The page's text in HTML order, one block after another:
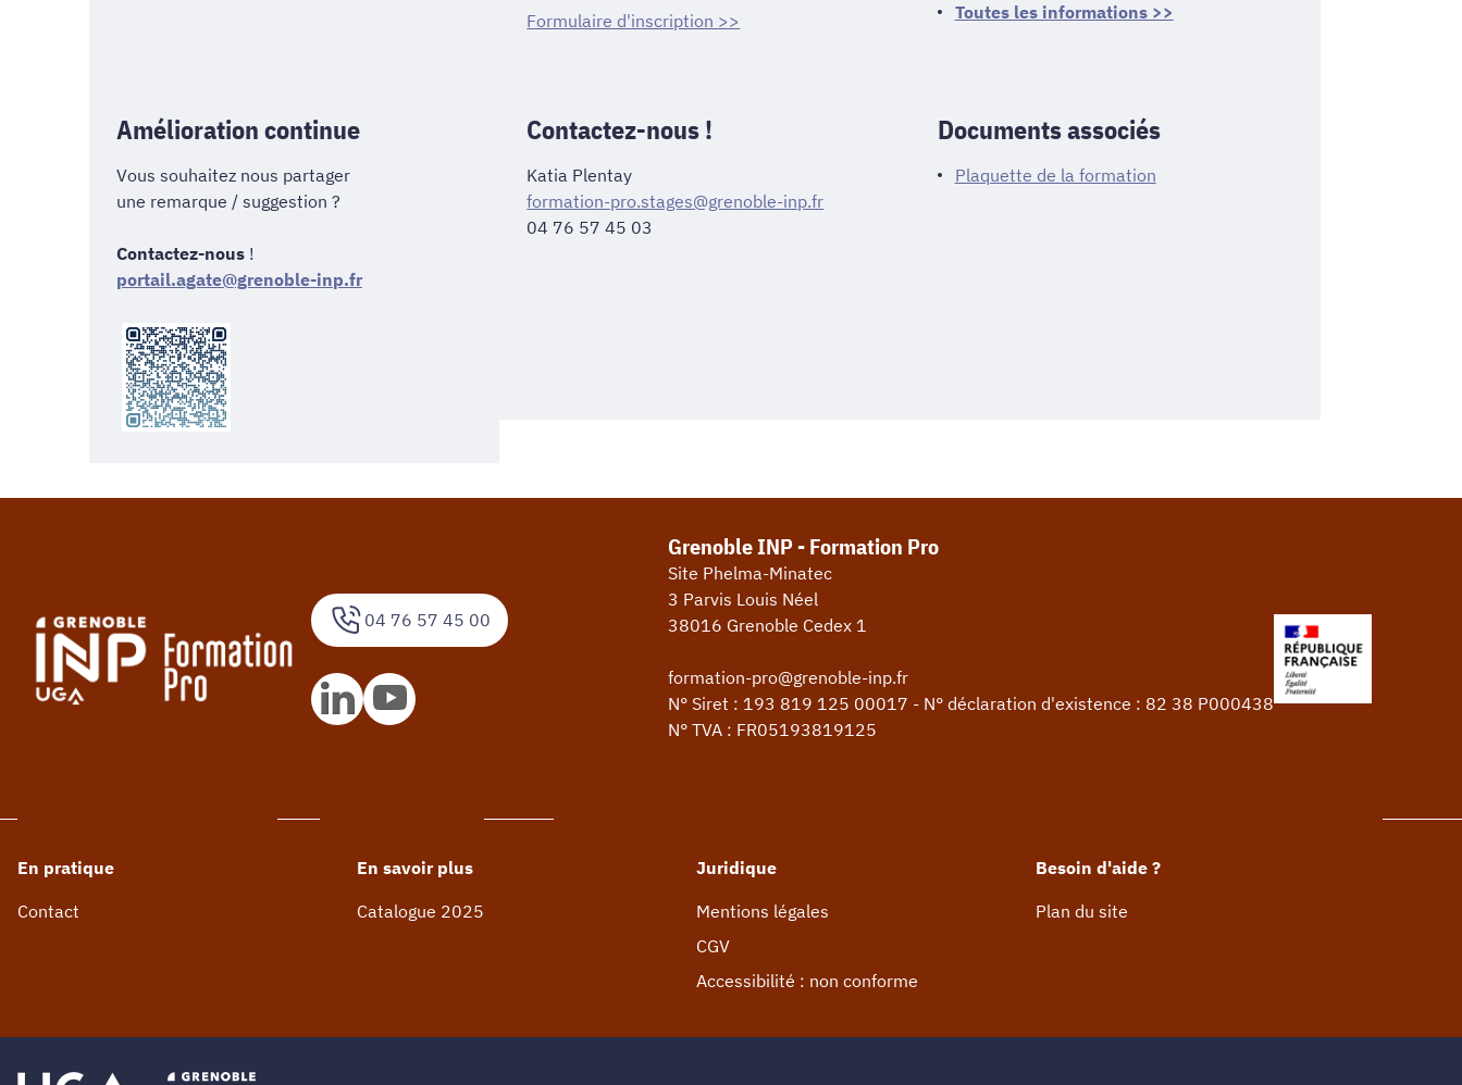
Formulaire d'inscription >>
Toutes les informations >>
Amélioration continue
Vous souhaitez nous partager
une remarque / suggestion ?
Contactez-nous !
portail.agate@grenoble-inp.fr
Contactez-nous !
Katia Plentay
formation-pro.stages@grenoble-inp.fr
04 76 57 45 03
Documents associés
Plaquette de la formation
04 76 57 45 00
Grenoble INP - Formation Pro
Site Phelma-Minatec
3 Parvis Louis Néel
38016 Grenoble Cedex 1
formation-pro@grenoble-inp.fr
N° Siret : 193 819 125 00017 - N° déclaration d'existence : 82 38 P000438
N° TVA : FR05193819125
En pratique
Contact
En savoir plus
Catalogue 2025
Juridique
Mentions légales
CGV
Accessibilité : non conforme
Besoin d'aide ?
Plan du site